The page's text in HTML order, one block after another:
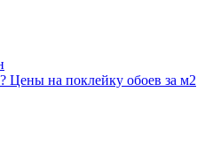
Цены на поклейку обоев за м2